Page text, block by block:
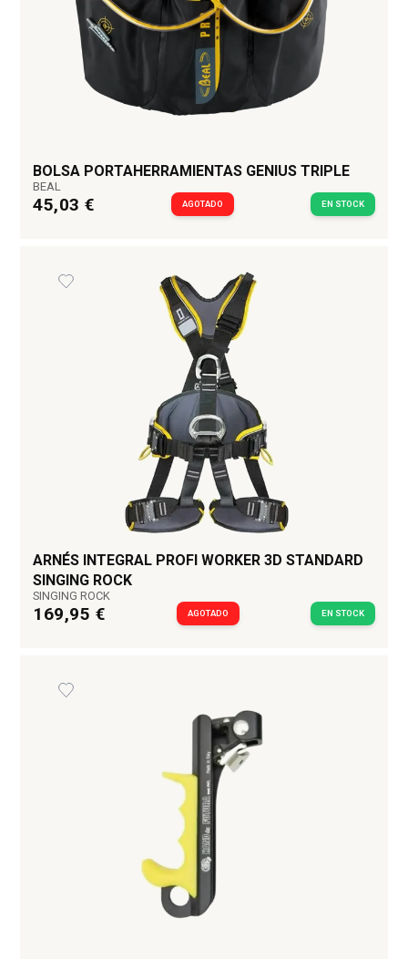
BOLSA PORTAHERRAMIENTAS GENIUS TRIPLE
BEAL
45,03 € AGOTADO EN STOCK
ARNÉS INTEGRAL PROFI WORKER 3D STANDARD
SINGING ROCK
SINGING ROCK
169,95 € AGOTADO EN STOCK